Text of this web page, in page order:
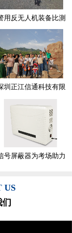
用反无人机装备比測
圳正江信通科技有限
号屏蔽器为考场助力
US